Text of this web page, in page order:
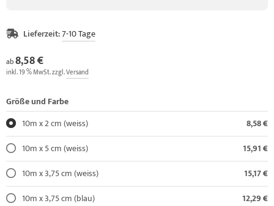
Lieferzeit:7-10 Tage
ab8,58 €
inkl. 19 % MwSt. zzgl.Versand
Größe und Farbe
10m x 2 cm (weiss)
8,58 €
10m x 5 cm (weiss)
15,91 €
10m x 3,75 cm (weiss)
15,17 €
10m x 3,75 cm (blau)
12,29 €